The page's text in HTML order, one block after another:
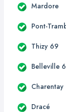
Mardore
Pont-
Thizy 69
Belleville
Charentay
Dracé